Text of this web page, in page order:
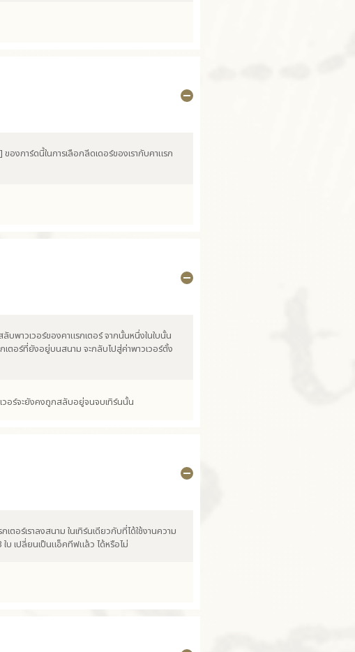
ของการ์ดนี้ในการเลือกลีดเดอร์ของเรากับคาแรก
บพาวเวอร์ของคาแรกเตอร์ จากนั้นหนึ่งในใบนั้น
ตอร์ที่ยังอยู่บนสนาม จะกลับไปสู่ค่าพาวเวอร์ตั้ง
วอร์จะยังคงถูกสลับอยู่จนจบเทิร์นนั้น
เตอร์เราลงสนาม ในเทิร์นเดียวกับที่ได้ใช้งานความ
ใบ เปลี่ยนเป็นแอ็คทีฟแล้ว ได้หรือไม่